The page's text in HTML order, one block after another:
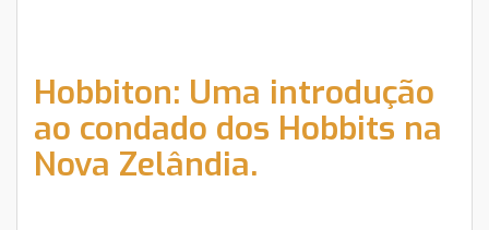
Hobbiton: Uma introdução
ao condado dos Hobbits na
Nova Zelândia.